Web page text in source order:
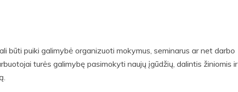
būti puiki galimybė organizuoti mokymus, seminarus ar net darbo
turės galimybę pasimokyti naujų įgūdžių, dalintis žiniomis ir